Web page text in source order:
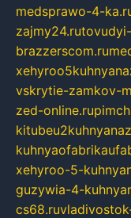
medsprawo-4-
zajmy24.ru
brazzerscom.ru
vskrytie-zamkov-
zed-online.ru
xehyroo-5-
guzywia-4-
cs68.ru